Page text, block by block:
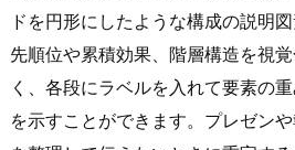
ドを円形にしたような構成の説明
先順位や累積効果、階層構造を視
く、各段にラベルを入れて要素の
を示すことができます。プレゼン